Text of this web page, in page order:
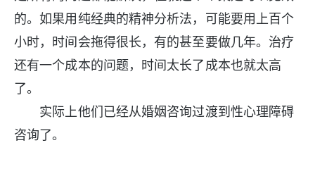
的。如果用纯经典的精神分析法，可能要用上百个
小时，时间会拖得很长，有的甚至要做几年。治疗
还有一个成本的问题，时间太长了成本也就太高
了。
实际上他们已经从婚姻咨询过渡到性心理障碍
咨询了。